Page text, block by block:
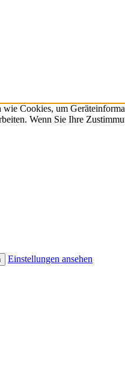
Cookies, um
Wenn Sie Ihre
Einstellungen ansehen